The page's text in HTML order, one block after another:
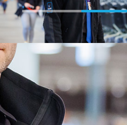
Pilvevideo Iseteenindus